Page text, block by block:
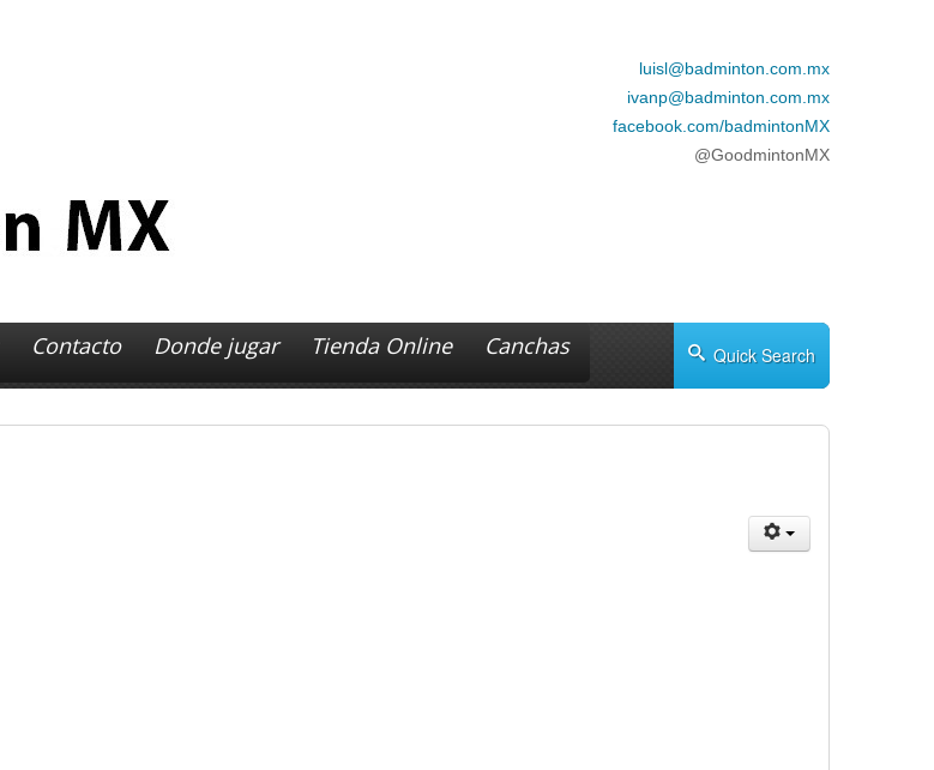
luisl@badminton.com.mx
ivanp@badminton.com.mx
facebook.com/badmintonMX
@GoodmintonMX
Contacto Donde jugar Tienda Online Canchas Quick Search